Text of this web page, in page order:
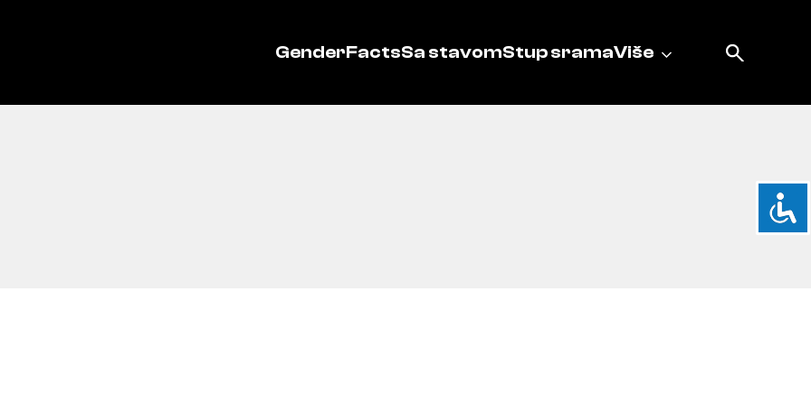
GenderFactsSa stavomStup sramaViše